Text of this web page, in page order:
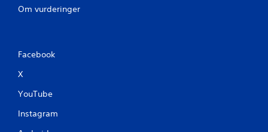
Om vurderinger
Facebook
X
YouTube
Instagram